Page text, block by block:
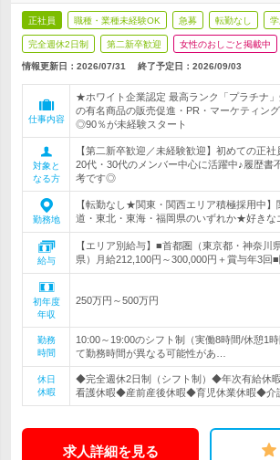
正社員 職種・業種未経験OK 急募 転勤なし
完全週休2日制 第二新卒歓迎 女性のおしごと掲載中
情報更新日：2026/07/31 終了予定日： 2026/09/03
仕事内容
★ホワイト企業認定 最高ランク「プラチナ
の有名商品の販売促進・PR・マーケティング
◎90％が未経験スタート
対象と
なる方
【第二新卒歓迎／未経験歓迎】初めての正社
20代・30代のメンバー中心に活躍中♪履歴書
考です◎
勤務地
【転勤なし★関東・関西エリア積極採用中】
道・東北・東海・福岡県のいずれか★好きな
給与
【エリア別給与】■首都圏（東京都・神奈川
県）月給212,100円～300,000円＋賞与年3回
初年度
年収
250万円～500万円
勤務
時間
10:00～19:00のシフト制（実働8時間/休憩1
て勤務時間が異なる可能性があ…
休日
休暇
◆完全週休2日制（シフト制）◆年次有給休
看護休暇◆産前産後休暇◆育児休業休暇◆介
求人詳細を見る